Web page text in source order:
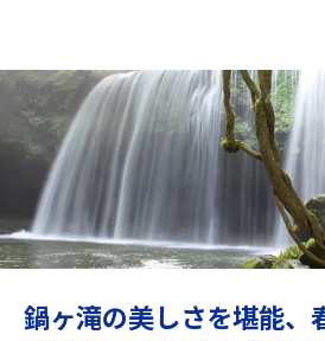
行き先
旅のお役立ち情報
鍋ヶ滝の美しさを堪能、